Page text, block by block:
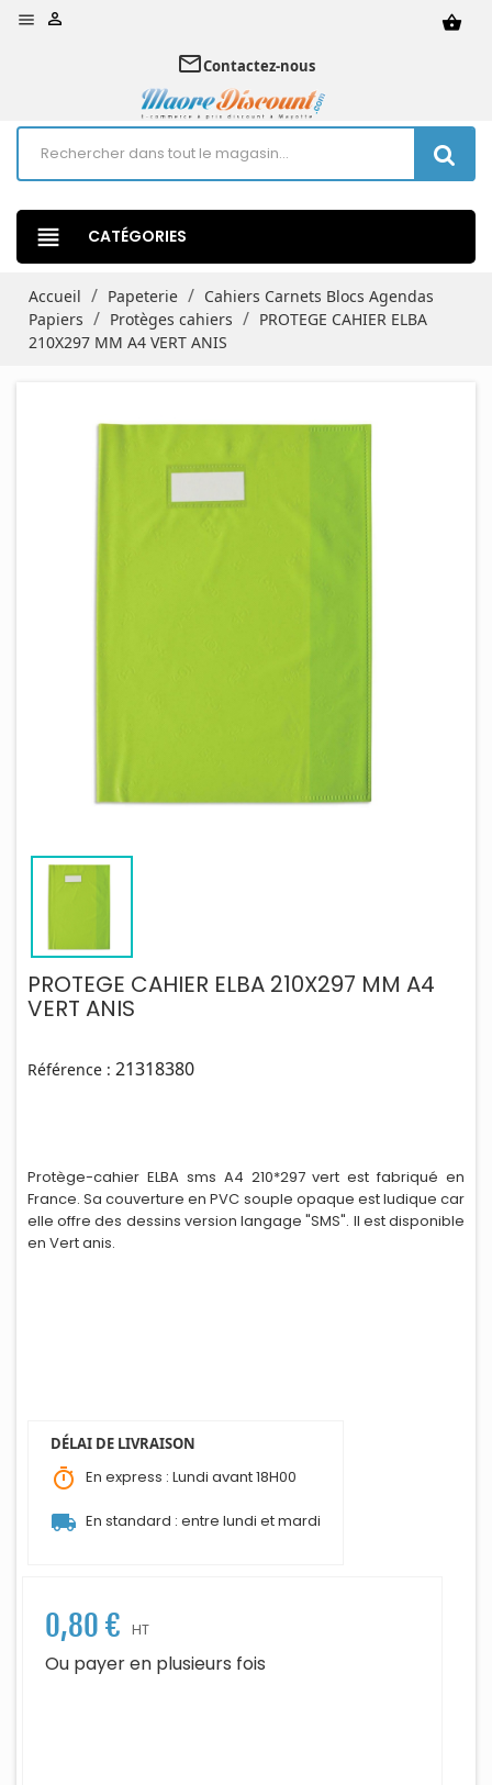
 shopping_basket

mail_outlineContactez-nous
view_headline CATÉGORIES
Accueil Papeterie
Cahiers Carnets Blocs Agendas
Papiers
Protèges cahiers
PROTEGE CAHIER ELBA
210X297 MM A4 VERT ANIS
PROTEGE CAHIER ELBA 210X297 MM A4
VERT ANIS
Référence : 21318380
Protège-cahier ELBA sms A4 210*297 vert est fabriqué en
France. Sa couverture en PVC souple opaque est ludique car
elle offre des dessins version langage "SMS". Il est disponible
en Vert anis.
DÉLAI DE LIVRAISON
timer En express : Lundi avant 18H00
local_shipping En standard : entre lundi et mardi
0,80 € HT
Ou payer en plusieurs fois